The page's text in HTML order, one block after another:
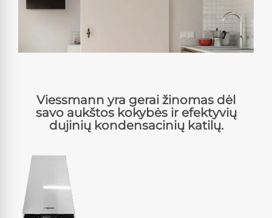
Viessmann yra gerai žinomas dėl
savo aukštos kokybės ir efektyvių
dujinių kondensacinių katilų.